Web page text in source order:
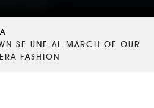
SE UNE AL MARCH OF OUR
FASHION